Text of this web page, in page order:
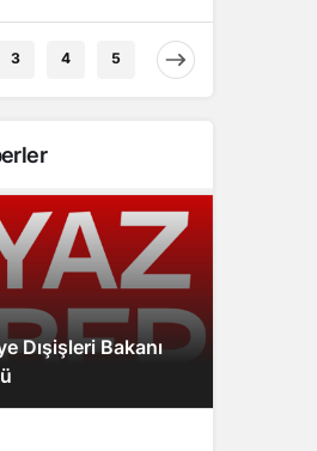
3 4 5
Dışişleri Bakanı